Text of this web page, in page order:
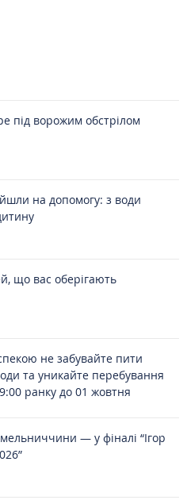
під ворожим обстрілом
на допомогу: з води
що вас оберігають
спекою не забувайте пити
та уникайте перебування
ранку до 01 жовтня
— у фіналі “Ігор